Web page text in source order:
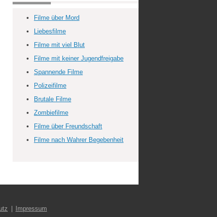
Filme über Mord
Liebesfilme
Filme mit viel Blut
Filme mit keiner Jugendfreigabe
Spannende Filme
Polizeifilme
Brutale Filme
Zombiefilme
Filme über Freundschaft
Filme nach Wahrer Begebenheit
Impressum